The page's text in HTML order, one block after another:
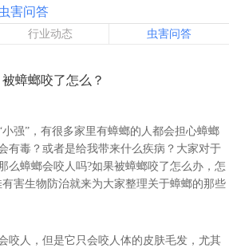
害问答
行业动态 虫害问答
蟑螂咬了怎么？
强”，有很多家里有蟑螂的人都会担心蟑螂
有毒？或者是给我带来什么疾病？大家对于
么蟑螂会咬人吗?如果被蟑螂咬了怎么办，怎
害生物防治就来为大家整理关于蟑螂的那些
咬人，但是它只会咬人体的皮肤毛发，尤其